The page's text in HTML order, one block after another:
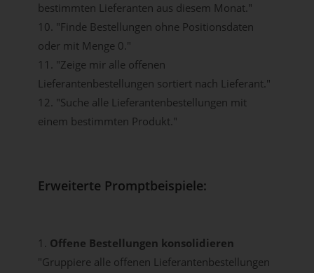
bestimmten Lieferanten aus diesem Monat."
10. "Finde Bestellungen ohne Positionsdaten
oder mit Menge 0."
11. "Zeige mir alle offenen
Lieferantenbestellungen sortiert nach Lieferant."
12. "Suche alle Lieferantenbestellungen mit
einem bestimmten Produkt."
Erweiterte Promptbeispiele:
1. Offene Bestellungen konsolidieren
"Gruppiere alle offenen Lieferantenbestellungen